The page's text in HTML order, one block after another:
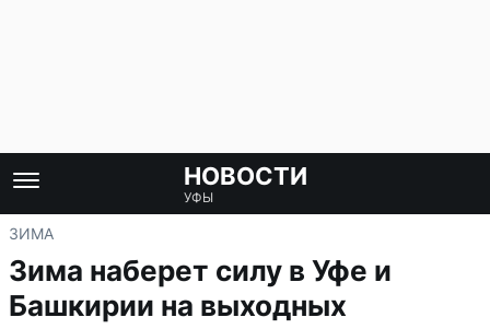
НОВОСТИ
УФЫ
ЗИМА
Зима наберет силу в Уфе и
Башкирии на выходных